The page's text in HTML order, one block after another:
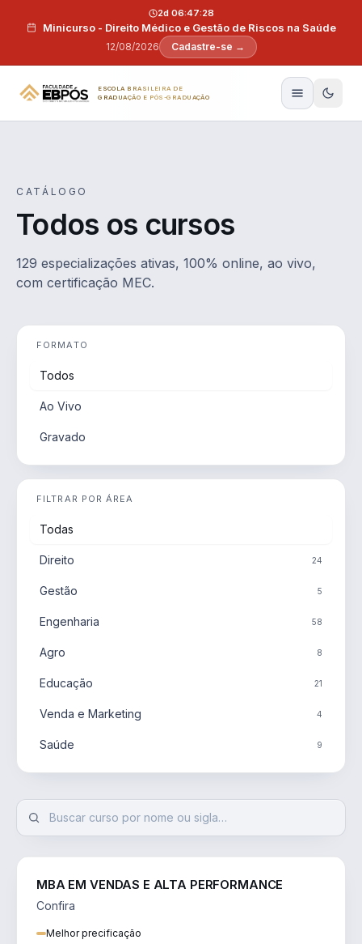
Minicurso - Direito Médico e Gestão de Riscos na Saúde
12/08/2026
2d 06:47:27
Cadastre-se →
ESCOLA BRASILEIRA DE
GRADUAÇÃO E PÓS-GRADUAÇÃO
CATÁLOGO
Todos os cursos
129 especializações ativas, 100% online, ao vivo,
com certificação MEC.
FORMATO
Todos
Ao Vivo
Gravado
FILTRAR POR ÁREA
Todas
Direito 24
Gestão 5
Engenharia 58
Agro 8
Educação 21
Venda e Marketing 4
Saúde 9
MBA EM VENDAS E ALTA PERFORMANCE
Confira
Melhor precificação